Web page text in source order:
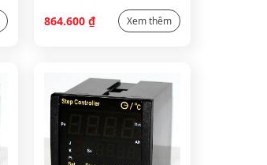
864.600 ₫ Xem thêm